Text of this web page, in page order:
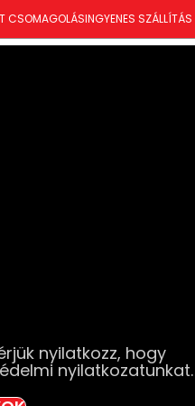
nyilatkozz, hogy
nyilatkozatunkat.
CSOMAGOLÁSINGYENES
tapadókorongos
Deluxe –